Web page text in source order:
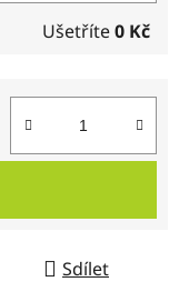
Ušetříte0 Kč
Sdílet